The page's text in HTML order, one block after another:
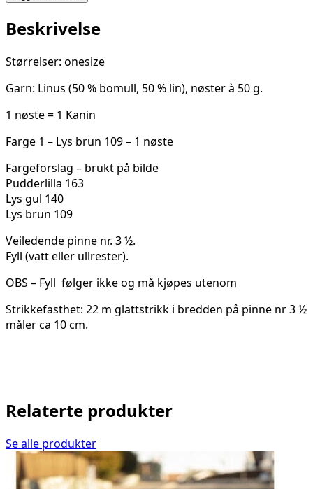
2606-
4
antall
Beskrivelse
Størrelser: onesize
Garn: Linus (50 % bomull, 50 % lin), nøster à 50 g.
1 nøste = 1 Kanin
Farge 1 – Lys brun 109 – 1 nøste
Fargeforslag – brukt på bilde
Pudderlilla 163
Lys gul 140
Lys brun 109
Veiledende pinne nr. 3 ½.
Fyll (vatt eller ullrester).
OBS – Fyll følger ikke og må kjøpes utenom
Strikkefasthet: 22 m glattstrikk i bredden på pinne nr 3 ½
måler ca 10 cm.
Relaterte produkter
Se alle produkter